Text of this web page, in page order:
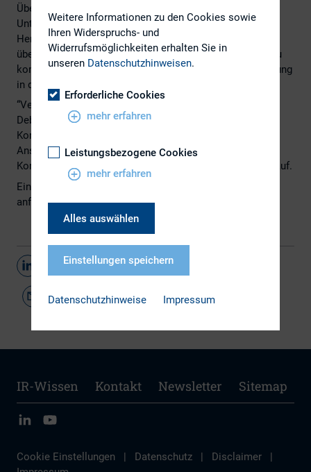
Übernahmen stets ins Licht der Öffentlichkeit. Das
Unternehmensmanagement sieht sich plötzlich vor der
Herausforderung, seine Strategie nachvollziehbar und
überzeugend an die verschiedenen Interessensgruppen zu
kommunizieren und dennoch die Unternehmensentwicklung
in der Hand zu behalten.
“Verkauft und nichts verraten“ analysiert die aktuelle
Debatte und zeigt konkrete Empfehlungen für die
Kommunikation zwischen den verschiedenen
Anspruchsgruppen aus Arbeitnehmerschaft, Politik,
Kommunikationsberatung, Investoren und Management auf.
Ein Exemplar dieses Buches können Sie beim DIRK
anfordern.
Teilen
IR-Wissen Kontakt Newsletter Sitemap
Cookie Einstellungen | Datenschutz | Disclaimer
|
Weitere Informationen zu den Cookies sowie
Ihren Widerspruchs- und
Widerrufsmöglichkeiten erhalten Sie in
unseren Datenschutzhinweisen.
Erforderliche Cookies
mehr erfahren
Leistungsbezogene Cookies
mehr erfahren
Alles auswählen
Einstellungen speichern
Datenschutzhinweise Impressum